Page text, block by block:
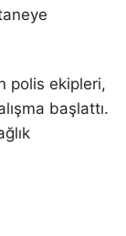
polis ekipleri,
başlattı.